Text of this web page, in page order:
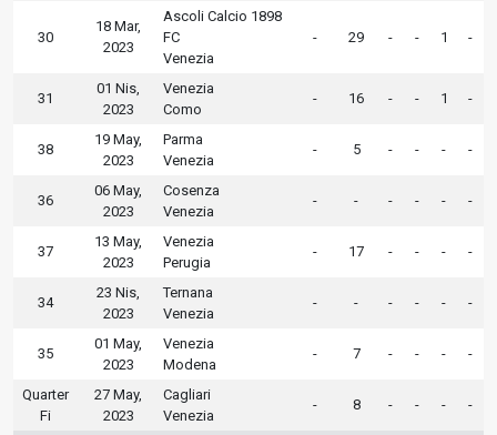
30
18 Mar,
2023
Ascoli Calcio 1898
FC
Venezia
- 29 - - 1 -
31
01 Nis,
2023
Venezia
Como
- 16 - - 1 -
38
19 May,
2023
Parma
Venezia
- 5 - - - -
36
06 May,
2023
Cosenza
Venezia
- - - - - -
37
13 May,
2023
Venezia
Perugia
- 17 - - - -
34
23 Nis,
2023
Ternana
Venezia
- - - - - -
35
01 May,
2023
Venezia
Modena
- 7 - - - -
Quarter
Fi
27 May,
2023
Cagliari
Venezia
- 8 - - - -